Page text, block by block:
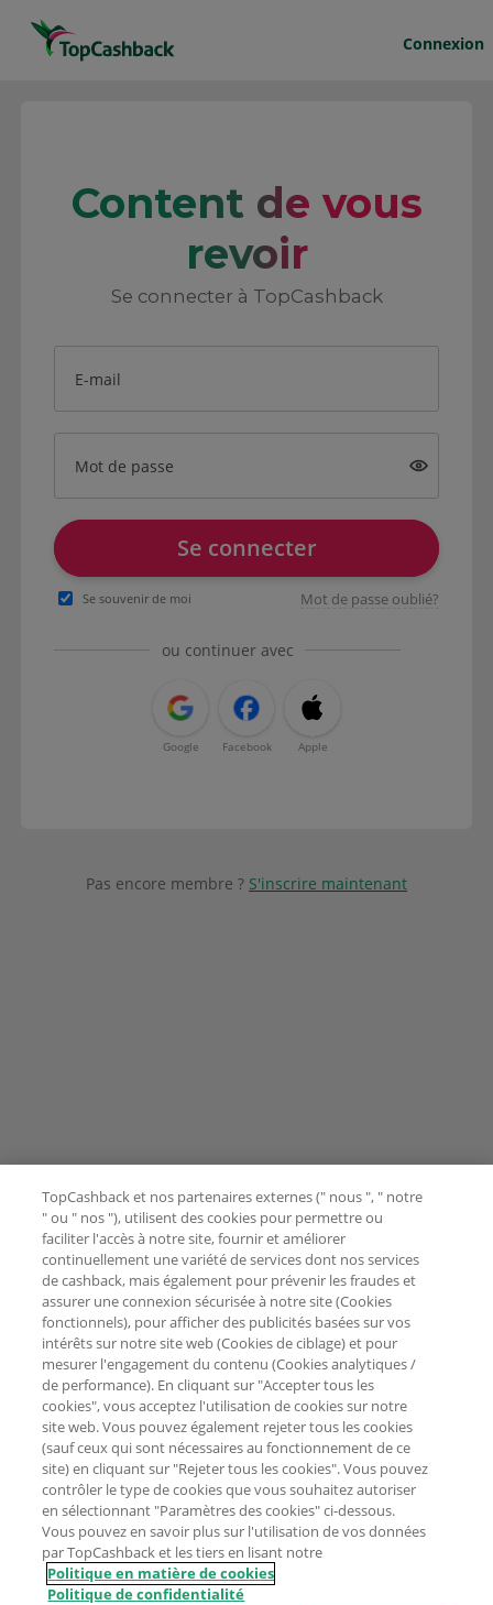
Connexion
Content de vous
revoir
Se connecter à TopCashback
E-mail
Mot de passe
Se connecter
Se souvenir de moi Mot de passe oublié?
ou continuer avec
Google Facebook Apple
Pas encore membre ? S'inscrire maintenant
TopCashback et nos partenaires externes (" nous ", " notre
" ou " nos "), utilisent des cookies pour permettre ou
faciliter l'accès à notre site, fournir et améliorer
continuellement une variété de services dont nos services
de cashback, mais également pour prévenir les fraudes et
assurer une connexion sécurisée à notre site (Cookies
fonctionnels), pour afficher des publicités basées sur vos
intérêts sur notre site web (Cookies de ciblage) et pour
mesurer l'engagement du contenu (Cookies analytiques /
de performance). En cliquant sur "Accepter tous les
cookies", vous acceptez l'utilisation de cookies sur notre
site web. Vous pouvez également rejeter tous les cookies
(sauf ceux qui sont nécessaires au fonctionnement de ce
site) en cliquant sur "Rejeter tous les cookies". Vous pouvez
contrôler le type de cookies que vous souhaitez autoriser
en sélectionnant "Paramètres des cookies" ci-dessous.
Vous pouvez en savoir plus sur l'utilisation de vos données
par TopCashback et les tiers en lisant notre
Politique en matière de cookies
Politique de confidentialité